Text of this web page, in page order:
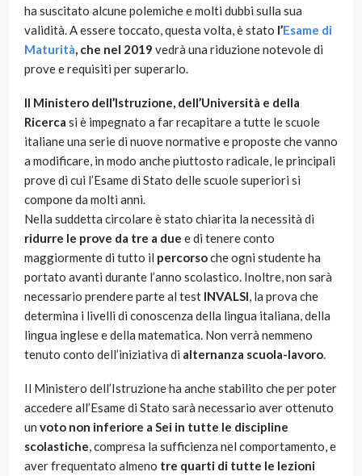
ha suscitato alcune polemiche e molti dubbi sulla sua
validità. A essere toccato, questa volta, è stato l’Esame di
Maturità, che nel 2019 vedrà una riduzione notevole di
prove e requisiti per superarlo.
Il Ministero dell’Istruzione, dell’Università e della
Ricerca si è impegnato a far recapitare a tutte le scuole
italiane una serie di nuove normative e proposte che vanno
a modificare, in modo anche piuttosto radicale, le principali
prove di cui l’Esame di Stato delle scuole superiori si
compone da molti anni.
Nella suddetta circolare è stato chiarita la necessità di
ridurre le prove da tre a due e di tenere conto
maggiormente di tutto il percorsoche ogni studente ha
portato avanti durante l’anno scolastico. Inoltre, non sarà
necessario prendere parte al test INVALSI, la prova che
determina i livelli di conoscenza della lingua italiana, della
lingua inglese e della matematica. Non verrà nemmeno
tenuto conto dell’iniziativa di alternanza scuola-lavoro.
Il Ministero dell’Istruzione ha anche stabilito che per poter
accedere all’Esame di Stato sarà necessario aver ottenuto
un voto non inferiore a Sei in tutte le discipline
scolastiche, compresa la sufficienza nel comportamento, e
aver frequentato almeno tre quarti di tutte le lezioni